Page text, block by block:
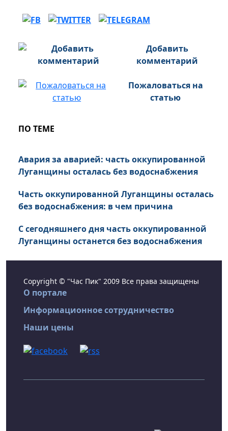
Добавить
комментарий
Пожаловаться на
статью
ПО ТЕМЕ
Авария за аварией: часть оккупированной
Луганщины осталась без водоснабжения
Часть оккупированной Луганщины осталась
без водоснабжения: в чем причина
С сегодняшнего дня часть оккупированной
Луганщины останется без водоснабжения
Copyright © "Час Пик" 2009 Все права защищены
О портале
Информационное сотрудничество
Наши цены